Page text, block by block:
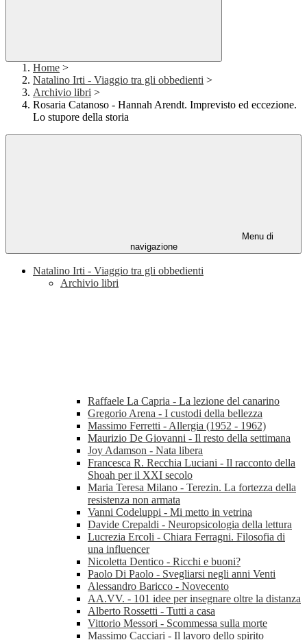
Home >
Natalino Irti - Viaggio tra gli obbedienti >
Archivio libri >
Rosaria Catanoso - Hannah Arendt. Imprevisto ed eccezione.
Lo stupore della storia
Menu di
navigazione
Natalino Irti - Viaggio tra gli obbedienti
Archivio libri
Raffaele La Capria - La lezione del canarino
Gregorio Arena - I custodi della bellezza
Massimo Ferretti - Allergia (1952 - 1962)
Maurizio De Giovanni - Il resto della settimana
Joy Adamson - Nata libera
Francesca R. Recchia Luciani - Il racconto della
Shoah per il XXI secolo
Maria Teresa Milano - Terezin. La fortezza della
resistenza non armata
Vanni Codeluppi - Mi metto in vetrina
Davide Crepaldi - Neuropsicologia della lettura
Lucrezia Ercoli - Chiara Ferragni. Filosofia di
una influencer
Nicoletta Dentico - Ricchi e buoni?
Paolo Di Paolo - Svegliarsi negli anni Venti
Alessandro Baricco - Novecento
AA.VV. - 101 idee per insegnare oltre la distanza
Alberto Rossetti - Tutti a casa
Vittorio Messori - Scommessa sulla morte
Massimo Cacciari - Il lavoro dello spirito